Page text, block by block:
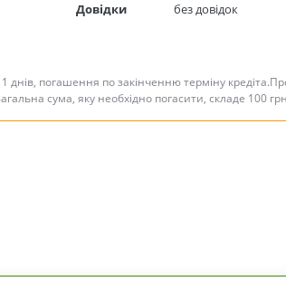
Довідки
без довідок
днів, погашення по закінченню терміну
сума, яку необхідно погасити, складе 100